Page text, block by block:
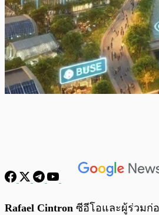
พร้อมเล่น
Rafael Cintron ซีอีโอและผู้ร่วมก่